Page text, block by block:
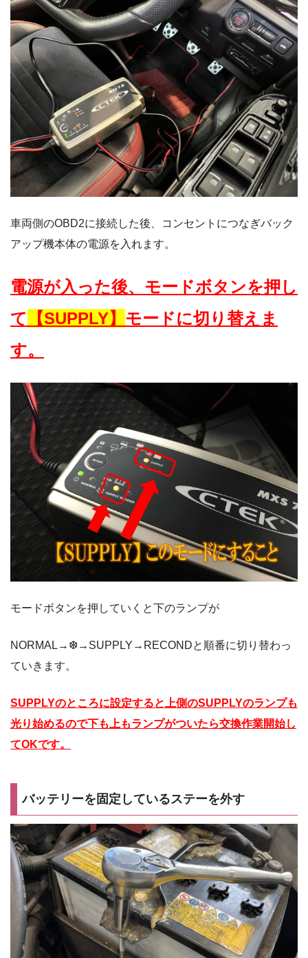
車両側のOBD2に接続した後、コンセントにつなぎバック
アップ機本体の電源を入れます。
電源が入った後、モードボタンを押し
て
【SUPPLY】 モードに切り替えま
す。
モードボタンを押していくと下のランプが
NORMAL→❆→SUPPLY→RECONDと順番に切り替わっ
ていきます。
SUPPLYのところに設定すると上側のSUPPLYのランプも
光り始めるので下も上もランプがついたら交換作業開始し
てOKです。
バッテリーを固定しているステーを外す